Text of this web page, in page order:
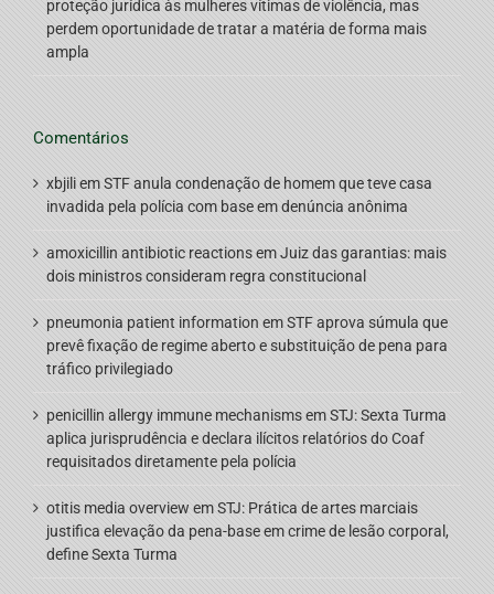
proteção jurídica às mulheres vítimas de violência, mas
perdem oportunidade de tratar a matéria de forma mais
ampla
Comentários
xbjiliemSTF anula condenação de homem que teve casa
invadida pela polícia com base em denúncia anônima
amoxicillin antibiotic reactionsemJuiz das garantias: mais
dois ministros consideram regra constitucional
pneumonia patient information emSTF aprova súmula que
prevê fixação de regime aberto e substituição de pena para
tráfico privilegiado
penicillin allergy immune mechanismsemSTJ: Sexta Turma
aplica jurisprudência e declara ilícitos relatórios do Coaf
requisitados diretamente pela polícia
otitis media overview emSTJ: Prática de artes marciais
justifica elevação da pena-base em crime de lesão corporal,
define Sexta Turma